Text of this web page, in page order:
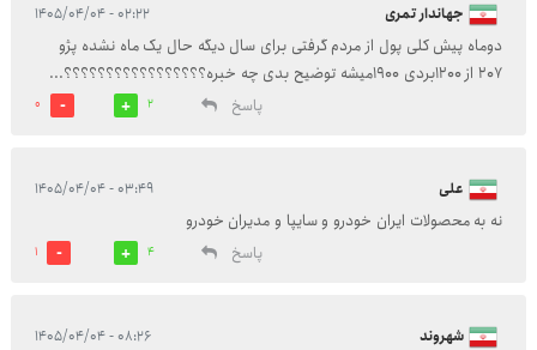
جهاندار تمری ۰۲:۲۲ - ۱۴۰۵/۰۴/۰۴
دوماه پیش کلی پول از مردم گرفتی برای سال دیگه حال یک ماه نشده پژو
207 از 1200بردی 1900میشه توضیح بدی چه خبره؟؟؟؟؟؟؟؟؟؟؟؟؟؟؟؟؟...
پاسخ
2
0
علی ۰۳:۴۹ - ۱۴۰۵/۰۴/۰۴
نه به محصولات ایران خودرو و سایپا و مدیران خودرو
پاسخ
4
1
شهروند ۰۸:۲۶ - ۱۴۰۵/۰۴/۰۴